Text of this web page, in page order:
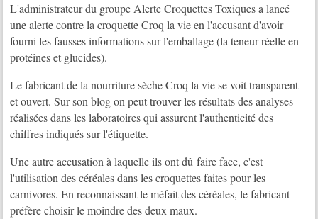
L'administrateur du groupe Alerte Croquettes Toxiques a lancé
une alerte contre la croquette Croq la vie en l'accusant d'avoir
fourni les fausses informations sur l'emballage (la teneur réelle en
protéines et glucides).
Le fabricant de la nourriture sèche Croq la vie se voit transparent
et ouvert. Sur son blog on peut trouver les résultats des analyses
réalisées dans les laboratoires qui assurent l'authenticité des
chiffres indiqués sur l'étiquette.
Une autre accusation à laquelle ils ont dû faire face, c'est
l'utilisation des céréales dans les croquettes faites pour les
carnivores. En reconnaissant le méfait des céréales, le fabricant
préfère choisir le moindre des deux maux.